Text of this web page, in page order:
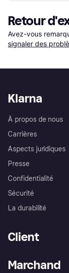
Retour
Avez-vous
signaler des
Klarna
À propos de nous
Carrières
Aspects juridiques
Presse
Confidentialité
Sécurité
La durabilité
Client
Marchand